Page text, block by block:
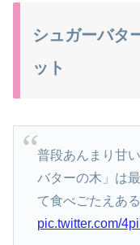
シュガーバタ
ット
普段あんまり甘
バターの木」は
て食べごたえあ
pic.twitter.com/